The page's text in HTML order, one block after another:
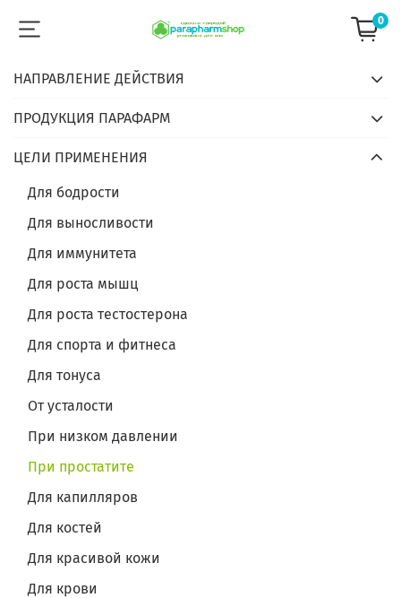
0
НАПРАВЛЕНИЕ ДЕЙСТВИЯ
ПРОДУКЦИЯ ПАРАФАРМ
ЦЕЛИ ПРИМЕНЕНИЯ
Для бодрости
Для выносливости
Для иммунитета
Для роста мышц
Для роста тестостерона
Для спорта и фитнеса
Для тонуса
От усталости
При низком давлении
При простатите
Для капилляров
Для костей
Для красивой кожи
Для крови